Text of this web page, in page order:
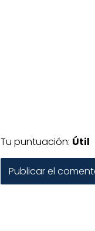
Tu puntuación: Útil